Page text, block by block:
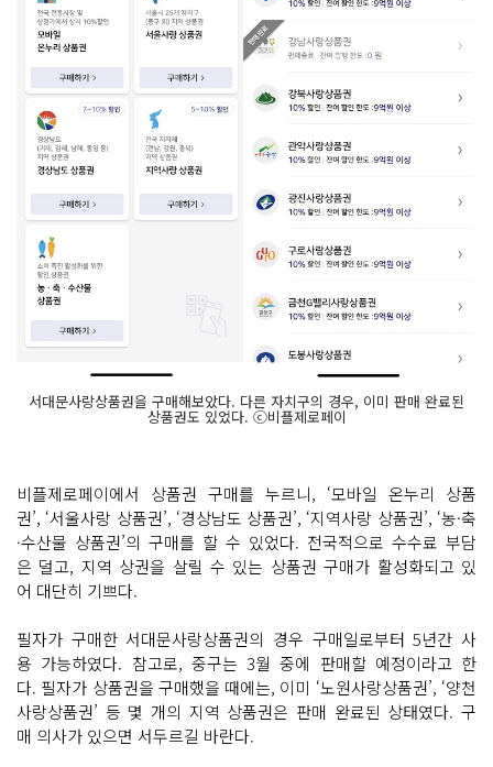
서대문사랑상품권을 구매해보았다. 다른 자치구의 경우, 이미 판매 완료된
상품권도 있었다. ⓒ비플제로페이
비플제로페이에서 상품권 구매를 누르니, ‘모바일 온누리 상품
권’, ‘서울사랑 상품권’, ‘경상남도 상품권’, ‘지역사랑 상품권’, ‘농·축
·수산물 상품권’의 구매를 할 수 있었다. 전국적으로 수수료 부담
은 덜고, 지역 상권을 살릴 수 있는 상품권 구매가 활성화되고 있
어 대단히 기쁘다.
필자가 구매한 서대문사랑상품권의 경우 구매일로부터 5년간 사
용 가능하였다. 참고로, 중구는 3월 중에 판매할 예정이라고 한
다. 필자가 상품권을 구매했을 때에는, 이미 ‘노원사랑상품권’, ‘양천
사랑상품권’ 등 몇 개의 지역 상품권은 판매 완료된 상태였다. 구
매 의사가 있으면 서두르길 바란다.